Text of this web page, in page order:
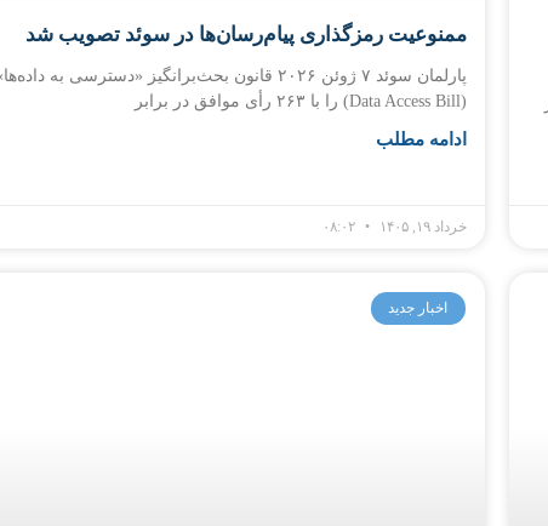
ممنوعیت رمزگذاری پیام‌رسان‌ها در سوئد تصویب شد
پارلمان سوئد ۷ ژوئن ۲۰۲۶ قانون بحث‌برانگیز «دسترسی به
(Data Access Bill) را با ۲۶۳ رأی موافق در برابر
ادامه مطلب
خرداد ۱۹, ۱۴۰۵ ۰۸:۰۲
اخبار جدید